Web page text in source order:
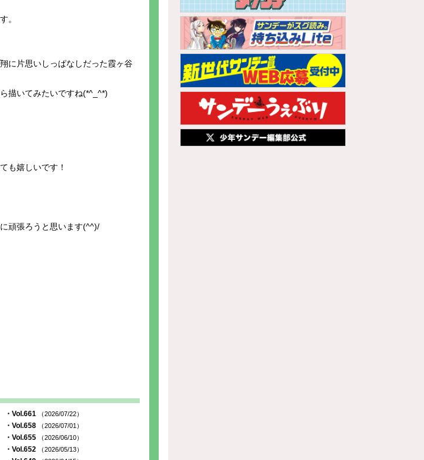
。
に片思いしっぱなしだった霞ヶ谷
描いてみたいですね(*^_^*)
も嬉しいです！
頑張ろうと思います(^^)/
・Vol.661 （2026/07/22）
・Vol.658 （2026/07/01）
・Vol.655 （2026/06/10）
・Vol.652 （2026/05/13）